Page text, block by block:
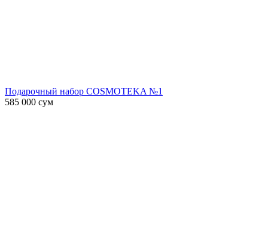
Подарочный набор COSMOTEKA №1
585 000 сум